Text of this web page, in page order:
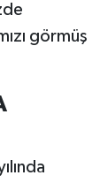
görmüş